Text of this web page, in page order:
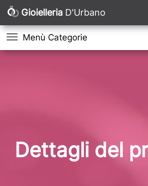
Gioielleria D'Urbano
Menù Categorie
Dettagli del